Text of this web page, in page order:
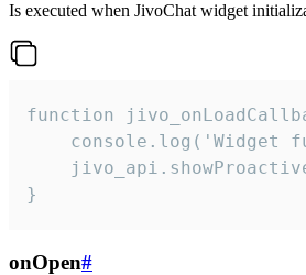
Is executed when JivoChat widget
function
console.log('Widget
}
onOpen#